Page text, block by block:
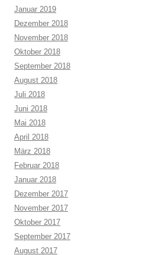
Januar 2019
Dezember 2018
November 2018
Oktober 2018
September 2018
August 2018
Juli 2018
Juni 2018
Mai 2018
April 2018
März 2018
Februar 2018
Januar 2018
Dezember 2017
November 2017
Oktober 2017
September 2017
August 2017